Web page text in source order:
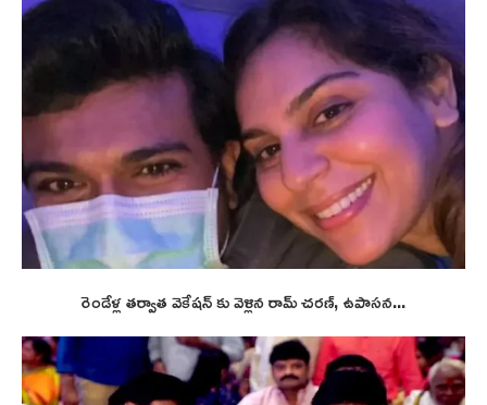
రెండేళ్ల తర్వాత వెకేషన్ కు వెళ్లిన రామ్ చరణ్, ఉపాసన...